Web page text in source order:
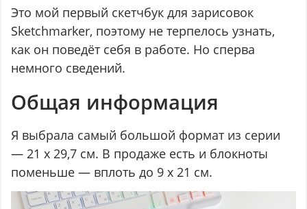
Это мой первый скетчбук для зарисовок
Sketchmarker, поэтому не терпелось узнать,
как он поведёт себя в работе. Но сперва
немного сведений.
Общая информация
Я выбрала самый большой формат из серии
— 21 х 29,7 см. В продаже есть и блокноты
поменьше — вплоть до 9 х 21 см.